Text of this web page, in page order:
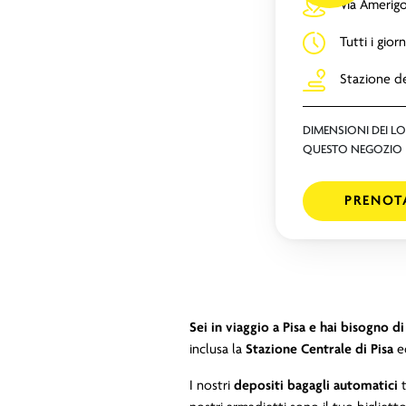
Via
Tutti i
Stazione
DIMENSIONI DEI
QUESTO NEGOZIO
Sei in viaggio a Pisa e hai bisogno
inclusa la Stazione Centrale di Pisa
I nostri depositi bagagli automatici